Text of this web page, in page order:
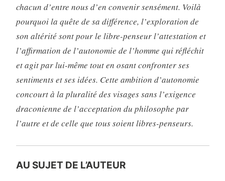
chacun d’entre nous d’en con­venir sensément. Voilà
pourquoi la quête de sa différence, l’exploration de
son altérité sont pour le libre-penseur l’attes­tation et
l’affirmation de l’autonomie de l’homme qui réfléchit
et agit par lui-même tout en osant confronter ses
sentiments et ses idées. Cette ambition d’autonomie
concourt à la pluralité des visages sans l’exigence
draconienne de l’acceptation du philo­sophe par
l’autre et de celle que tous soient libres-penseurs.
AU SUJET DE L’AUTEUR